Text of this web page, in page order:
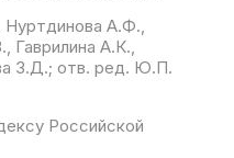
А.Ф.,
Гаврилина А.К.,
З.Д.; отв. ред. Ю.П.
Российской